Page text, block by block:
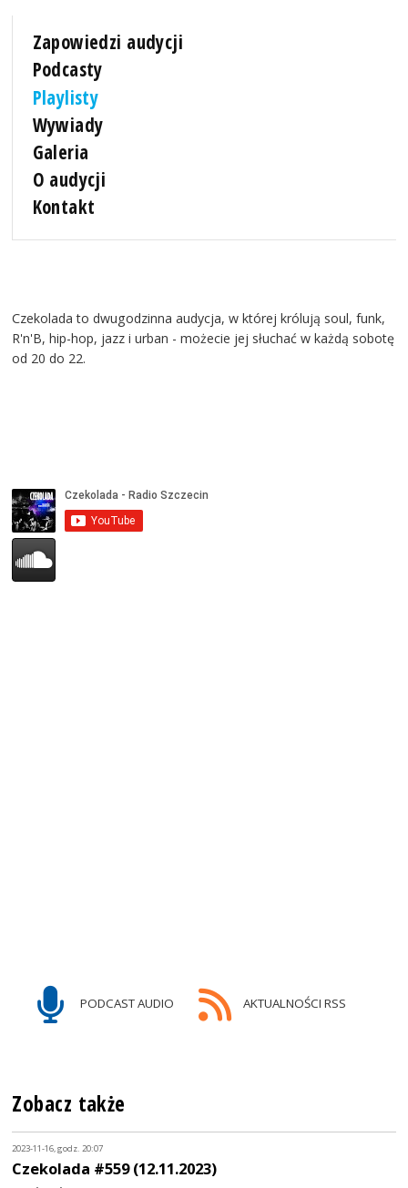
Zapowiedzi audycji
Podcasty
Playlisty
Wywiady
Galeria
O audycji
Kontakt
Czekolada to dwugodzinna audycja, w której królują soul, funk,
R'n'B, hip-hop, jazz i urban - możecie jej słuchać w każdą sobotę
od 20 do 22.
PODCAST AUDIO AKTUALNOŚCI RSS
Zobacz także
2023-11-16, godz. 20:07
Czekolada #559 (12.11.2023)